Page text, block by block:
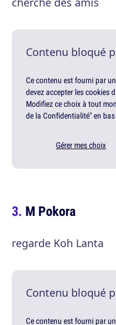
Contenu bloqué
Ce contenu est fourni par
devez accepter les cookies
Modifiez ce choix à tout
de la Confidentialité" en
Gérer mes choix
M Pokora
regarde Koh Lanta
Contenu bloqué
Ce contenu est fourni par